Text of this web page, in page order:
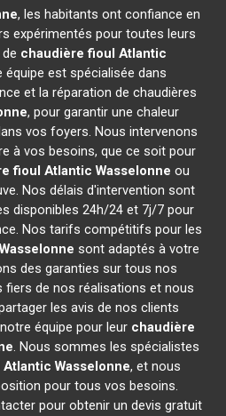
, les habitants ont confiance en
expérimentés pour toutes leurs
chaudière fioul Atlantic
équipe est spécialisée dans
et la réparation de chaudières
, pour garantir une chaleur
vos foyers. Nous intervenons
à vos besoins, que ce soit pour
fioul Atlantic Wasselonne ou
Nos délais d'intervention sont
disponibles 24h/24 et 7j/7 pour
Nos tarifs compétitifs pour les
Wasselonne sont adaptés à votre
des garanties sur tous nos
fiers de nos réalisations et nous
les avis de nos clients
équipe pour leur chaudière
. Nous sommes les spécialistes
Wasselonne, et nous
pour tous vos besoins.
pour obtenir un devis gratuit